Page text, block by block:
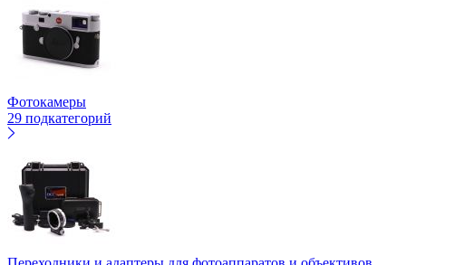
Фотокамеры
29 подкатегорий